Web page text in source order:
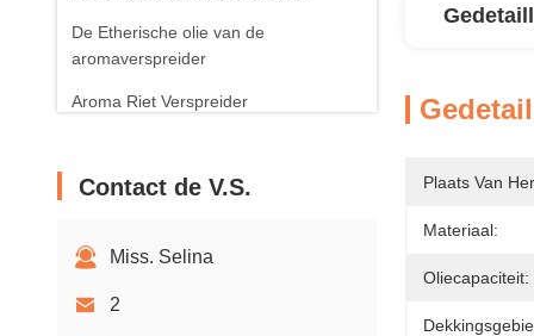
De Etherische olie van de
aromaverspreider
Aroma Riet Verspreider
Contact de V.S.
Miss. Selina
2
Plaats Van
Materiaal:
Oliecapaciteit: